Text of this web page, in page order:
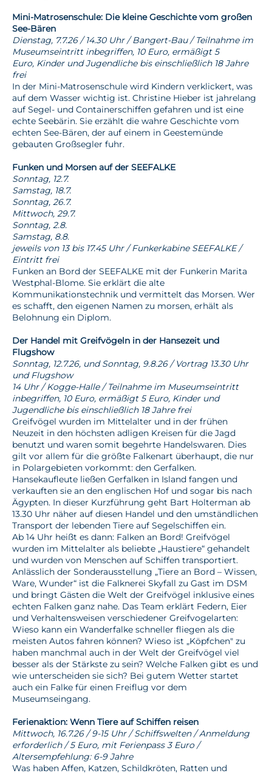
Mini-Matrosenschule: Die kleine Geschichte vom großen
See-Bären
Dienstag, 7.7.26 / 14.30 Uhr / Bangert-Bau / Teilnahme im
Museumseintritt inbegriffen, 10 Euro, ermäßigt 5
Euro, Kinder und Jugendliche bis einschließlich 18 Jahre
frei
In der Mini-Matrosenschule wird Kindern verklickert, was
auf dem Wasser wichtig ist. Christine Hieber ist jahrelang
auf Segel- und Containerschiffen gefahren und ist eine
echte Seebärin. Sie erzählt die wahre Geschichte vom
echten See-Bären, der auf einem in Geestemünde
gebauten Großsegler fuhr.
Funken und Morsen auf der SEEFALKE
Sonntag, 12.7.
Samstag, 18.7.
Sonntag, 26.7.
Mittwoch, 29.7.
Sonntag, 2.8.
Samstag, 8.8.
jeweils von 13 bis 17.45 Uhr / Funkerkabine SEEFALKE /
Eintritt frei
Funken an Bord der SEEFALKE mit der Funkerin Marita
Westphal-Blome. Sie erklärt die alte
Kommunikationstechnik und vermittelt das Morsen. Wer
es schafft, den eigenen Namen zu morsen, erhält als
Belohnung ein Diplom.
Der Handel mit Greifvögeln in der Hansezeit und
Flugshow
Sonntag, 12.7.26, und Sonntag, 9.8.26 / Vortrag 13.30 Uhr
und Flugshow
14 Uhr / Kogge-Halle / Teilnahme im Museumseintritt
inbegriffen, 10 Euro, ermäßigt 5 Euro, Kinder und
Jugendliche bis einschließlich 18 Jahre frei
Greifvögel wurden im Mittelalter und in der frühen
Neuzeit in den höchsten adligen Kreisen für die Jagd
benutzt und waren somit begehrte Handelswaren. Dies
gilt vor allem für die größte Falkenart überhaupt, die nur
in Polargebieten vorkommt: den Gerfalken.
Hansekaufleute ließen Gerfalken in Island fangen und
verkauften sie an den englischen Hof und sogar bis nach
Ägypten. In dieser Kurzführung geht Bart Holterman ab
13.30 Uhr näher auf diesen Handel und den umständlichen
Transport der lebenden Tiere auf Segelschiffen ein.
Ab 14 Uhr heißt es dann: Falken an Bord! Greifvögel
wurden im Mittelalter als beliebte „Haustiere“ gehandelt
und wurden von Menschen auf Schiffen transportiert.
Anlässlich der Sonderausstellung „Tiere an Bord – Wissen,
Ware, Wunder“ ist die Falknerei Skyfall zu Gast im DSM
und bringt Gästen die Welt der Greifvögel inklusive eines
echten Falken ganz nahe. Das Team erklärt Federn, Eier
und Verhaltensweisen verschiedener Greifvogelarten:
Wieso kann ein Wanderfalke schneller fliegen als die
meisten Autos fahren können? Wieso ist „Köpfchen" zu
haben manchmal auch in der Welt der Greifvögel viel
besser als der Stärkste zu sein? Welche Falken gibt es und
wie unterscheiden sie sich? Bei gutem Wetter startet
auch ein Falke für einen Freiflug vor dem
Museumseingang.
Ferienaktion: Wenn Tiere auf Schiffen reisen
Mittwoch, 16.7.26 / 9-15 Uhr / Schiffswelten / Anmeldung
erforderlich / 5 Euro, mit Ferienpass 3 Euro /
Altersempfehlung: 6-9 Jahre
Was haben Affen, Katzen, Schildkröten, Ratten und